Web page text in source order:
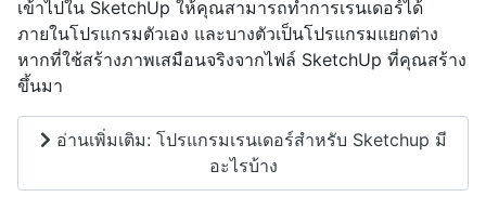
เข้าไปใน SketchUp ให้คุณสามารถทำการเรนเดอร์ได้
ภายในโปรแกรมตัวเอง และบางตัวเป็นโปรแกรมแยกต่าง
หากที่ใช้สร้างภาพเสมือนจริงจากไฟล์ SketchUp ที่คุณสร้าง
ขึ้นมา
อ่านเพิ่มเติม: โปรแกรมเรนเดอร์สำหรับ Sketchup มี
อะไรบ้าง